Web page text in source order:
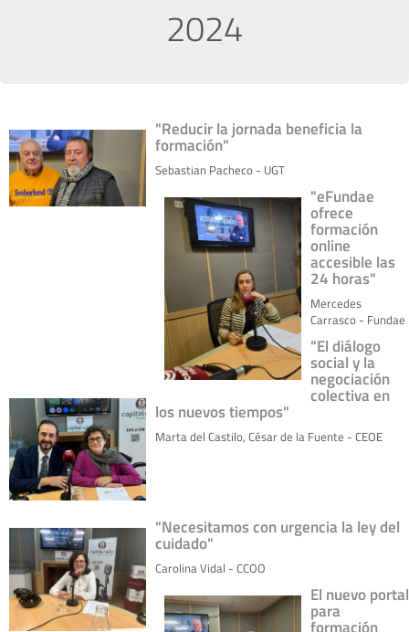
2024
"Reducir la jornada beneficia la
formación"
Sebastian Pacheco - UGT
"eFundae
ofrece
formación
online
accesible las
24 horas"
Mercedes
Carrasco - Fundae
"El diálogo
social y la
negociación
colectiva en
los nuevos tiempos"
Marta del Castilo, César de la Fuente - CEOE
"Necesitamos con urgencia la ley del
cuidado"
Carolina Vidal - CCOO
El nuevo portal
para